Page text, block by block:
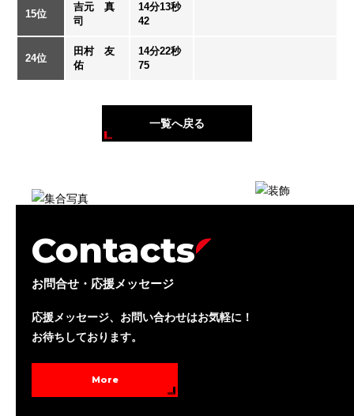
15位
吉元 真
司
14分13秒
42
24位
田村 友
佑
14分22秒
75
一覧へ戻る
Contacts
お問合せ・応援メッセージ
応援メッセージ、お問い合わせはお気軽に！
お待ちしております。
More